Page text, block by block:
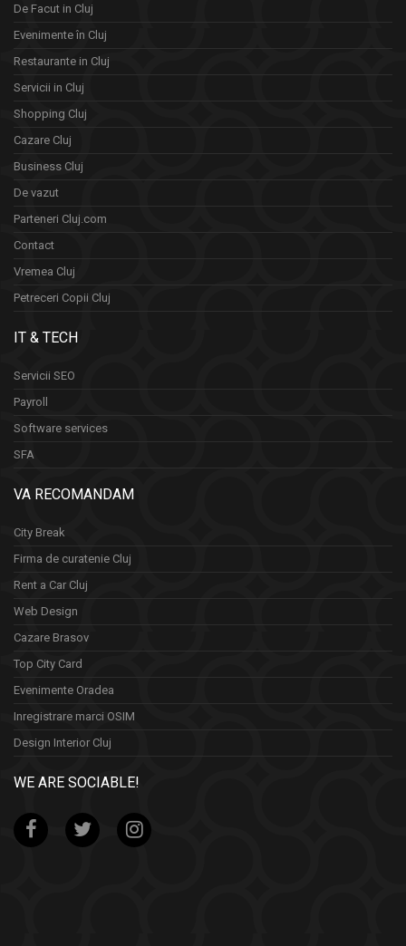
De Facut in Cluj
Evenimente în Cluj
Restaurante in Cluj
Servicii in Cluj
Shopping Cluj
Cazare Cluj
Business Cluj
De vazut
Parteneri Cluj.com
Contact
Vremea Cluj
Petreceri Copii Cluj
IT & TECH
Servicii SEO
Payroll
Software services
SFA
VA RECOMANDAM
City Break
Firma de curatenie Cluj
Rent a Car Cluj
Web Design
Cazare Brasov
Top City Card
Evenimente Oradea
Inregistrare marci OSIM
Design Interior Cluj
WE ARE SOCIABLE!